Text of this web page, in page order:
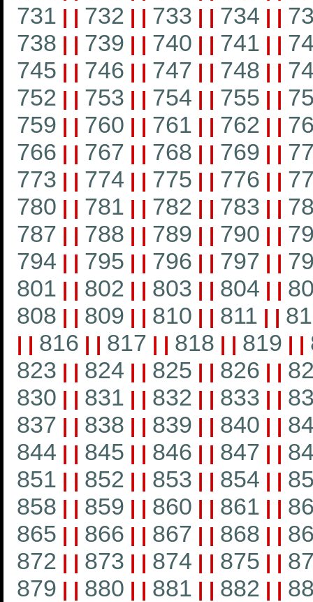
731 | | 732 | | 733 | | 734 | |
738 | | 739 | | 740 | | 741 | |
745 | | 746 | | 747 | | 748 | |
752 | | 753 | | 754 | | 755 | |
759 | | 760 | | 761 | | 762 | |
766 | | 767 | | 768 | | 769 | |
773 | | 774 | | 775 | | 776 | |
780 | | 781 | | 782 | | 783 | |
787 | | 788 | | 789 | | 790 | |
794 | | 795 | | 796 | | 797 | |
801 | | 802 | | 803 | | 804 | |
808 | | 809 | | 810 | | 811 | |
| | 816 | | 817 | | 818 | | 819 | |
823 | | 824 | | 825 | | 826 | |
830 | | 831 | | 832 | | 833 | |
837 | | 838 | | 839 | | 840 | |
844 | | 845 | | 846 | | 847 | |
851 | | 852 | | 853 | | 854 | |
858 | | 859 | | 860 | | 861 | |
865 | | 866 | | 867 | | 868 | |
872 | | 873 | | 874 | | 875 | |
879 | | 880 | | 881 | | 882 | |